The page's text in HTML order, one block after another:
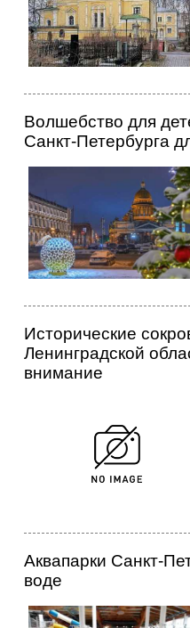
Волшебство для
Санкт-Петербурга
Исторические
Ленинградской
внимание
Аквапарки Санкт-
воде